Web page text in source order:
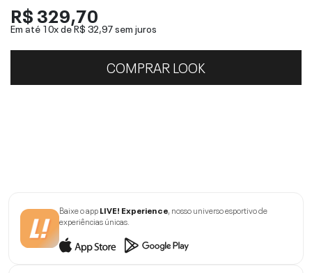
R$ 329,70
Em até 10x deR$ 32,97sem juros
COMPRAR LOOK
Baixe o appLIVE! Experience, nosso universo esportivo de
experiências únicas.